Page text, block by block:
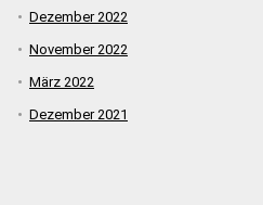
Dezember 2022
November 2022
März 2022
Dezember 2021